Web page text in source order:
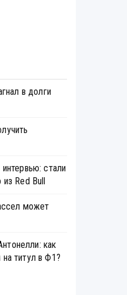
в долги
стали
Red Bull
может
как
титул в Ф1?